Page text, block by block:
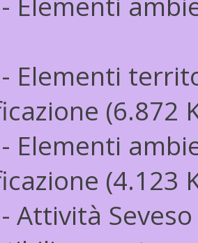
- Elementi
(6.872
- Elementi
(4.123
- Attività